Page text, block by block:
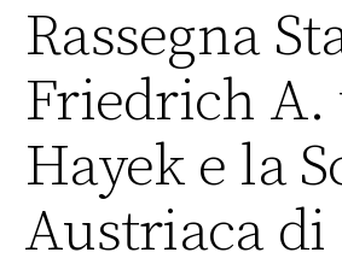
Rassegna
Friedrich A.
Hayek e la
Austriaca di